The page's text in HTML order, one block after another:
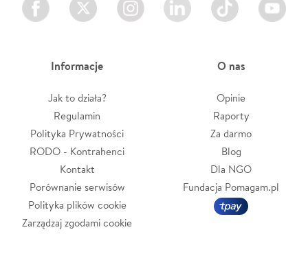
Informacje
Jak to działa?
Regulamin
Polityka Prywatności
RODO - Kontrahenci
Kontakt
Porównanie serwisów
Polityka plików cookie
Zarządzaj zgodami cookie
O nas
Opinie
Raporty
Za darmo
Blog
Dla NGO
Fundacja Pomagam.pl